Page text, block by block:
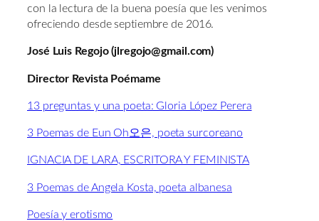
con la lectura de la buena poesía que les venimos
ofreciendo desde septiembre de 2016.
José Luis Regojo (jlregojo@gmail.com)
Director Revista Poémame
13 preguntas y una poeta: Gloria López Perera
3 Poemas de Eun Oh오은, poeta surcoreano
IGNACIA DE LARA, ESCRITORA Y FEMINISTA
3 Poemas de Angela Kosta, poeta albanesa
Poesía y erotismo